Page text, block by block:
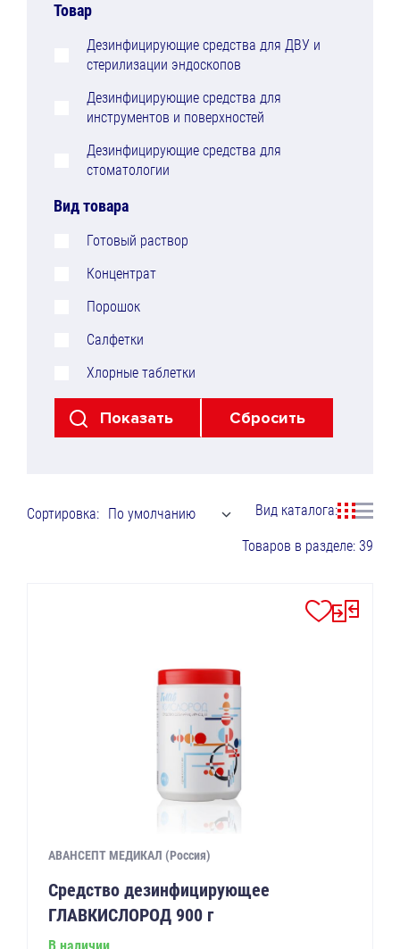
Товар
Дезинфицирующие средства для ДВУ и
стерилизации эндоскопов
Дезинфицирующие средства для
инструментов и поверхностей
Дезинфицирующие средства для
стоматологии
Вид товара
Готовый раствор
Концентрат
Порошок
Салфетки
Хлорные таблетки
Сортировка: По умолчанию
Товаров в разделе: 39
Вид каталога:
АВАНСЕПТ МЕДИКАЛ (Россия)
Средство дезинфицирующее
ГЛАВКИСЛОРОД 900 г